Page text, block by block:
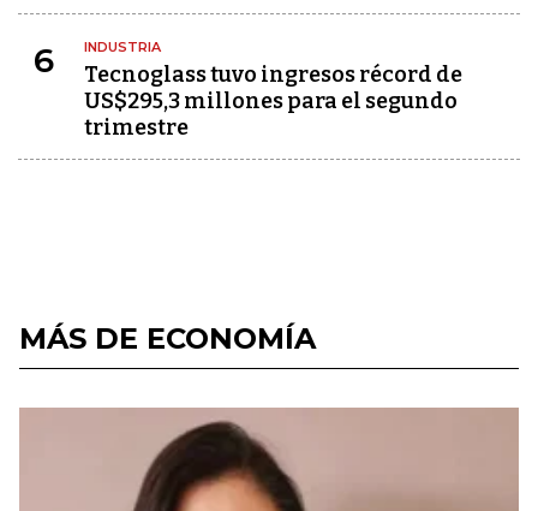
6 INDUSTRIA
Tecnoglass tuvo ingresos récord de
US$295,3 millones para el segundo
trimestre
MÁS DE ECONOMÍA